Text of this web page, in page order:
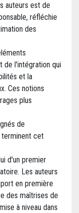
auteurs est de
réfléchie
des
de l'intégration qui
et la
Ces notions
plus
de
terminent cet
d'un premier
Les auteurs
en première
des maîtrises de
à niveau dans